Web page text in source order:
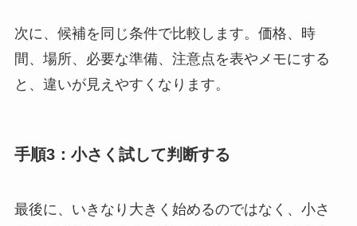
次に、候補を同じ条件で比較します。価格、時
間、場所、必要な準備、注意点を表やメモにする
と、違いが見えやすくなります。
手順3：小さく試して判断する
最後に、いきなり大きく始めるのではなく、小さ